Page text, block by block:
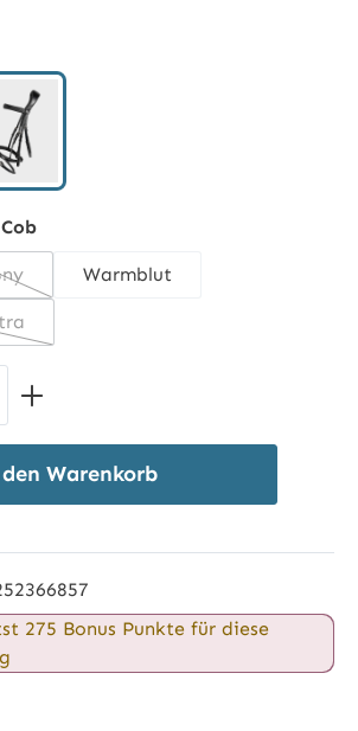
Cob
(Diese Option ist zurzeit nicht verfügbar.)
Warmblut
Option ist zurzeit nicht verfügbar.)
Gib den
Warenkorb
275 Bonus Punkte für diese